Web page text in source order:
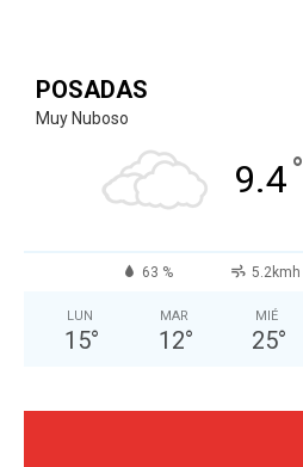
POSADAS
Muy Nuboso
9.4°
63 % 5.2kmh
LUN
15°
MAR
12°
MIÉ
25°